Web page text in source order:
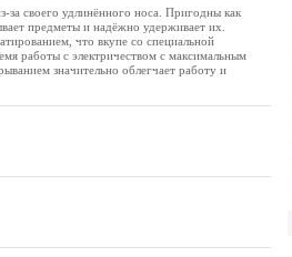
за своего удлинённого носа. Пригодны как
предметы и надёжно удерживает их.
что вкупе со специальной
работы с электричеством с максимальным
значительно облегчает работу и